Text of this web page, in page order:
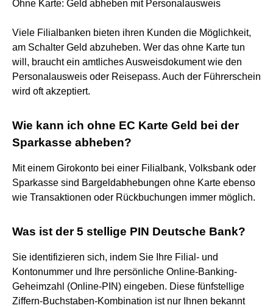
Ohne Karte: Geld abheben mit Personalausweis
Viele Filialbanken bieten ihren Kunden die Möglichkeit,
am Schalter Geld abzuheben. Wer das ohne Karte tun
will, braucht ein amtliches Ausweisdokument wie den
Personalausweis oder Reisepass. Auch der Führerschein
wird oft akzeptiert.
Wie kann ich ohne EC Karte Geld bei der
Sparkasse abheben?
Mit einem Girokonto bei einer Filialbank, Volksbank oder
Sparkasse sind Bargeldabhebungen ohne Karte ebenso
wie Transaktionen oder Rückbuchungen immer möglich.
Was ist der 5 stellige PIN Deutsche Bank?
Sie identifizieren sich, indem Sie Ihre Filial- und
Kontonummer und Ihre persönliche Online-Banking-
Geheimzahl (Online-PIN) eingeben. Diese fünfstellige
Ziffern-Buchstaben-Kombination ist nur Ihnen bekannt